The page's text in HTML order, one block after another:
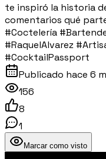
te inspiró la historia
comentarios qué
#Coctelería
#RaquelAlvarez
#CocktailPassport
Publicado hace 6
156
8
1
Marcar como visto